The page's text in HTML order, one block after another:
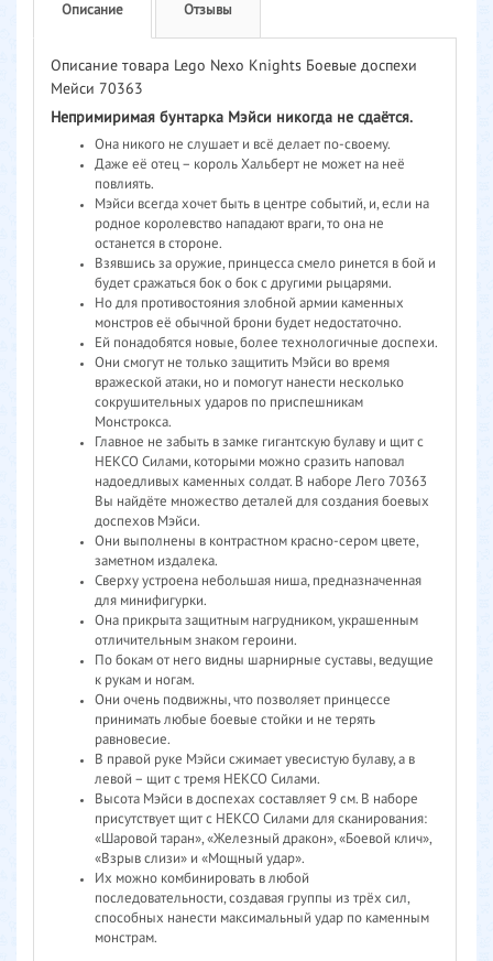
Описание Отзывы
Описание товара Lego Nexo Knights Боевые доспехи
Мейси 70363
Непримиримая бунтарка Мэйси никогда не сдаётся.
Она никого не слушает и всё делает по-своему.
Даже её отец – король Хальберт не может на неё
повлиять.
Мэйси всегда хочет быть в центре событий, и, если на
родное королевство нападают враги, то она не
останется в стороне.
Взявшись за оружие, принцесса смело ринется в бой и
будет сражаться бок о бок с другими рыцарями.
Но для противостояния злобной армии каменных
монстров её обычной брони будет недостаточно.
Ей понадобятся новые, более технологичные доспехи.
Они смогут не только защитить Мэйси во время
вражеской атаки, но и помогут нанести несколько
сокрушительных ударов по приспешникам
Монстрокса.
Главное не забыть в замке гигантскую булаву и щит с
НЕКСО Силами, которыми можно сразить наповал
надоедливых каменных солдат. В наборе Лего 70363
Вы найдёте множество деталей для создания боевых
доспехов Мэйси.
Они выполнены в контрастном красно-сером цвете,
заметном издалека.
Сверху устроена небольшая ниша, предназначенная
для минифигурки.
Она прикрыта защитным нагрудником, украшенным
отличительным знаком героини.
По бокам от него видны шарнирные суставы, ведущие
к рукам и ногам.
Они очень подвижны, что позволяет принцессе
принимать любые боевые стойки и не терять
равновесие.
В правой руке Мэйси сжимает увесистую булаву, а в
левой – щит с тремя НЕКСО Силами.
Высота Мэйси в доспехах составляет 9 см. В наборе
присутствует щит с НЕКСО Силами для сканирования:
«Шаровой таран», «Железный дракон», «Боевой клич»,
«Взрыв слизи» и «Мощный удар».
Их можно комбинировать в любой
последовательности, создавая группы из трёх сил,
способных нанести максимальный удар по каменным
монстрам.